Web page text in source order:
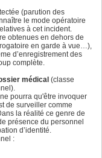
(parution des
le mode opératoire
à cet incident.
obtenues en dehors de
en garde à vue…),
d’enregistrement des
complète.
médical (classe
pourra qu'être invoquer
de surveiller comme
la réalité ce genre de
présence du personnel
d’identité.
: